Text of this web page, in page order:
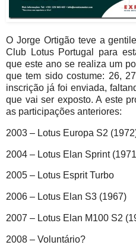
O Jorge Ortigão teve a
Club Lotus Portugal para
que este ano se realiza um
que tem sido costume: 26,
inscrição já foi enviada,
que vai ser exposto. A este
as participações anteriores:
2003 – Lotus Europa S2
2004 – Lotus Elan Sprint
2005 – Lotus Esprit Turbo
2006 – Lotus Elan S3 (1967)
2007 – Lotus Elan M100 S2
2008 – Voluntário?